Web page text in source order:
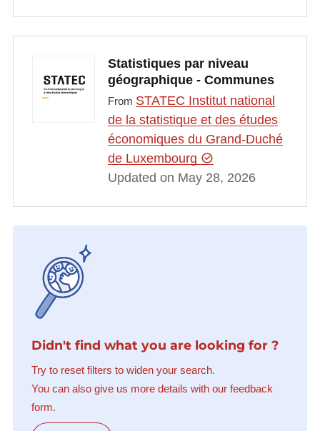
Statistiques par niveau
géographique - Communes
From STATEC Institut national
de la statistique et des études
économiques du Grand-Duché
de Luxembourg
Updated on May 28, 2026
Didn't find what you are looking for ?
Try to reset filters to widen your search.
You can also give us more details with our feedback
form.